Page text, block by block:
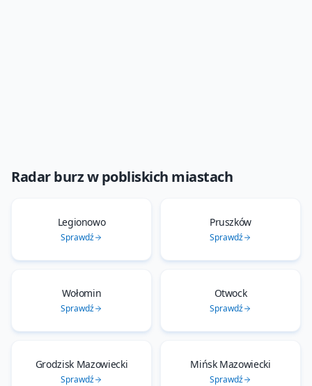
Radar burzw pobliskich miastach
Legionowo
Sprawdź
Pruszków
Sprawdź
Wołomin
Sprawdź
Otwock
Sprawdź
Grodzisk Mazowiecki
Sprawdź
Mińsk Mazowiecki
Sprawdź